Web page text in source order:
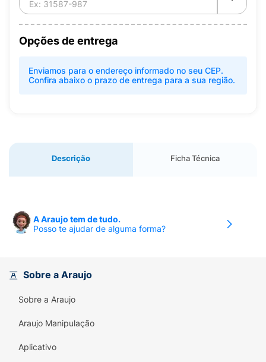
Opções de entrega
Enviamos para o endereço informado no seu CEP.
Confira abaixo o prazo de entrega para a sua região.
Descrição Ficha Técnica
A Araujo tem de tudo.
Posso te ajudar de alguma forma?
Sobre a Araujo
Sobre a Araujo
Araujo Manipulação
Aplicativo